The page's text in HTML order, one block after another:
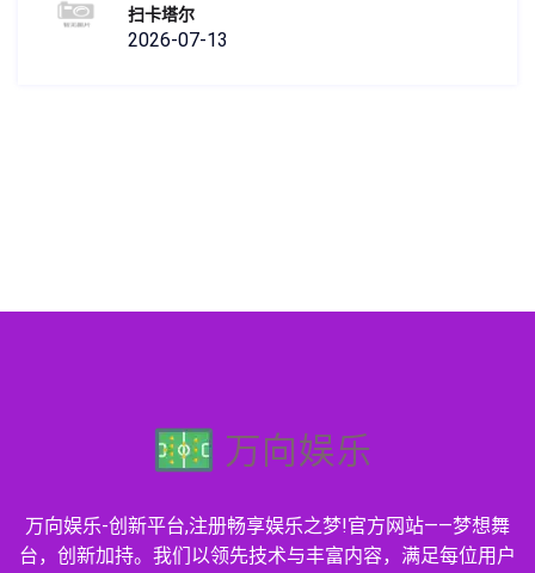
扫卡塔尔
2026-07-13
万向娱乐-创新平台,注册畅享娱乐之梦!官方网站——梦想舞
台，创新加持。我们以领先技术与丰富内容，满足每位用户